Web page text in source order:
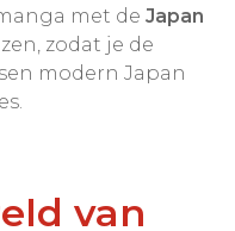
met de Japan
zodat je de
modern Japan
van